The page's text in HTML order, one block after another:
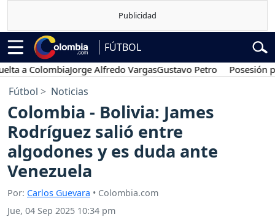
FÚTBOL
Jorge Alfredo VargasGustavo Petro Posesión
Fútbol Noticias
Colombia - Bolivia: James
Rodríguez salió entre
algodones y es duda ante
Venezuela
Por: Carlos Guevara • Colombia.com
Jue, 04 Sep 2025 10:34 pm